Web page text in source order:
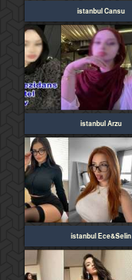
istanbul Cansu
istanbul Arzu
istanbul Ece&Selin